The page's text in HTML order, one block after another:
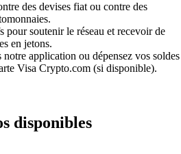
des devises fiat ou contre des
pour soutenir le réseau et recevoir de
en jetons.
notre application ou dépensez vos soldes
Visa Crypto.com (si disponible).
disponibles